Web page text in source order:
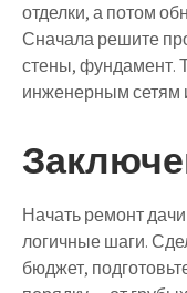
отделки, а потом
Сначала решите
стены, фундамент.
инженерным сетям
Начать ремонт
логичные шаги.
бюджет,